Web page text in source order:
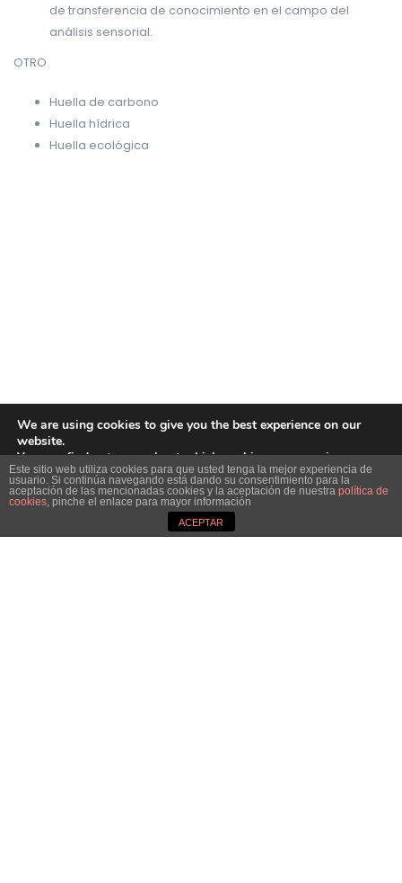
de transferencia de conocimiento en el campo del
análisis sensorial.
OTRO
Huella de carbono
Huella hídrica
Huella ecológica
Este sitio web utiliza cookies para que usted tenga la mejor experiencia de
usuario. Si continúa navegando está dando su consentimiento para la
aceptación de las mencionadas cookies y la aceptación de nuestra política de
cookies, pinche el enlace para mayor información
ACEPTAR
We are using cookies to give you the best experience on our
website.
You can find out more about which cookies we are using or
switch them off insettings.
Accept Reject Settings